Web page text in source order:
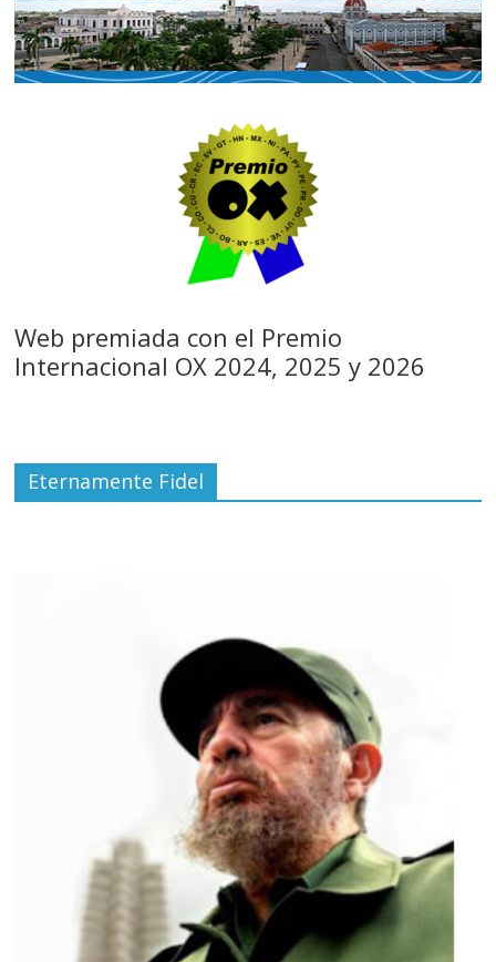
Web premiada con el Premio
Internacional OX 2024, 2025 y 2026
Eternamente Fidel